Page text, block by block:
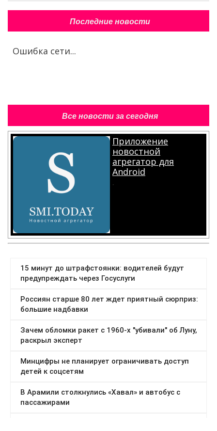
Последние новости
Ошибка сети...
Все новости за сегодня
Приложение
новостной
агрегатор для
Android
.